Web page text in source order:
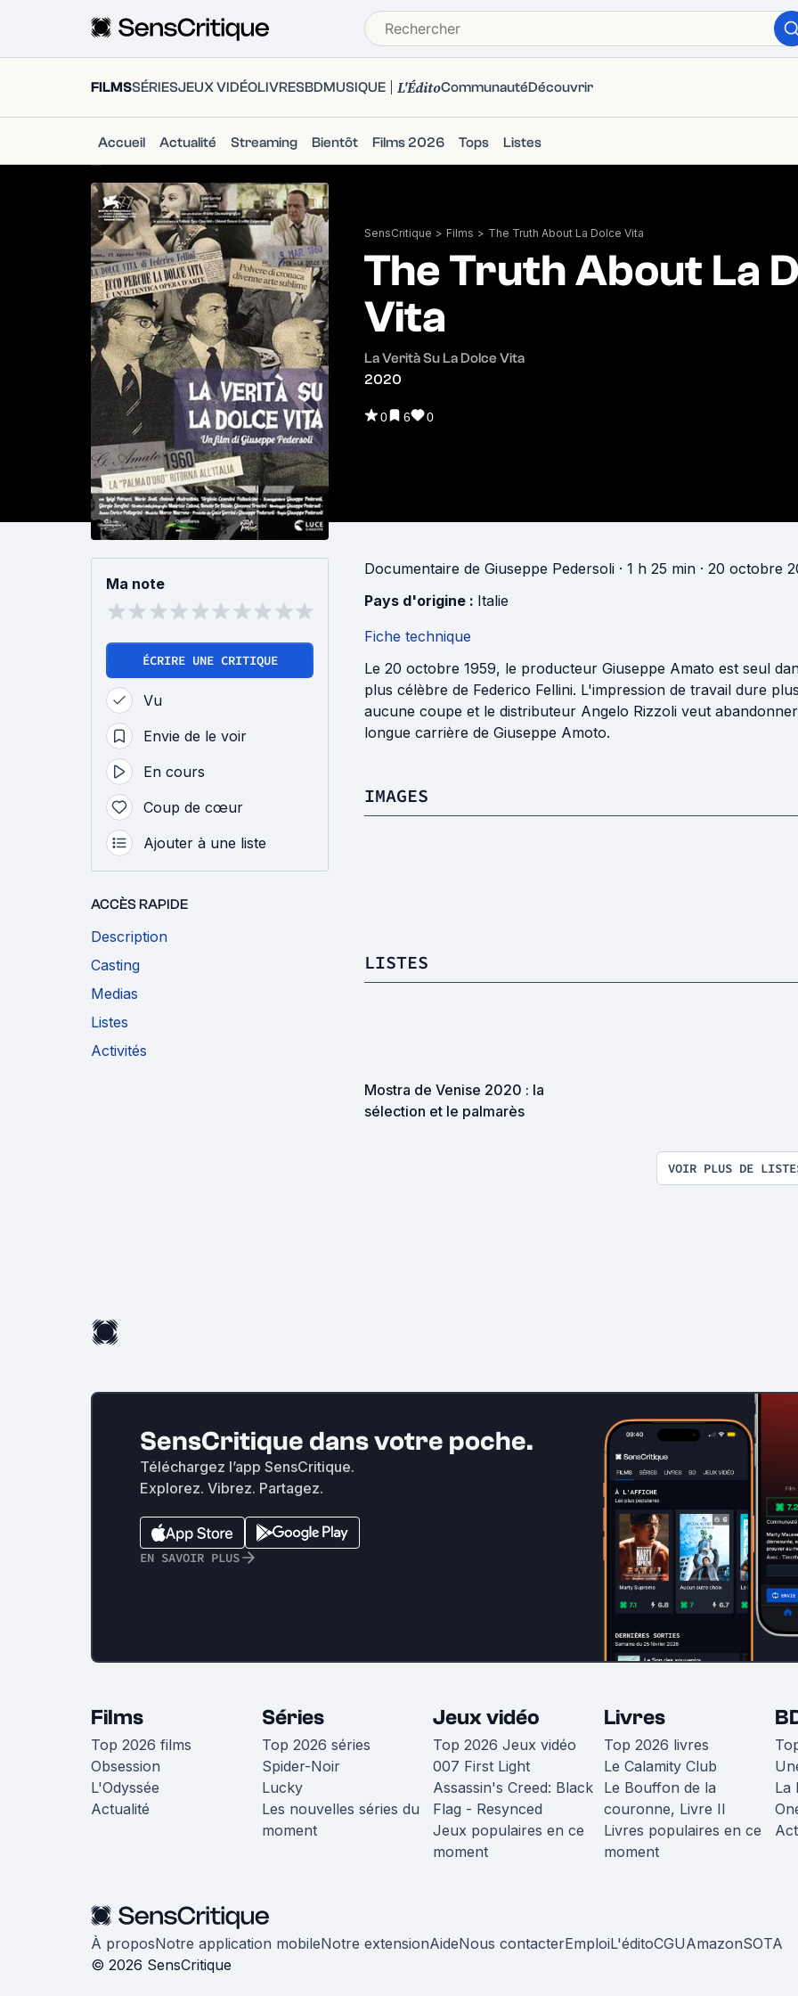
FILMSSÉRIESJEUX VIDÉOLIVRESBDMUSIQUE L'ÉditoCommunautéDécouvrir
Accueil Actualité Streaming Bientôt Films 2026 Tops Listes
SensCritique > Films > The Truth About La Dolce Vita
The Truth About La
Vita
La Verità Su La Dolce Vita
2020
0 6 0
Ma note
ÉCRIRE UNE CRITIQUE
Vu
Envie de le voir
En cours
Coup de cœur
Ajouter à une liste
ACCÈS RAPIDE
Description
Casting
Medias
Listes
Activités
Documentaire de Giuseppe Pedersoli · 1 h 25 min · 20 octobre
Pays d'origine : Italie
Fiche technique
Le 20 octobre 1959, le producteur Giuseppe Amato est seul
plus célèbre de Federico Fellini. L'impression de travail dure
aucune coupe et le distributeur Angelo Rizzoli veut
longue carrière de Giuseppe Amoto.
IMAGES
LISTES
Mostra de Venise 2020 : la
sélection et le palmarès
VOIR PLUS DE
SensCritique dans votre poche.
Téléchargez l’app SensCritique.
Explorez. Vibrez. Partagez.
EN SAVOIR PLUS
Films
Top 2026 films
Obsession
L'Odyssée
Actualité
Séries
Top 2026 séries
Spider-Noir
Lucky
Les nouvelles séries du
moment
Jeux vidéo
Top 2026 Jeux vidéo
007 First Light
Assassin's Creed: Black
Flag - Resynced
Jeux populaires en ce
moment
Livres
Top 2026 livres
Le Calamity Club
Le Bouffon de la
couronne, Livre II
Livres populaires en ce
moment
La
À proposNotre application mobileNotre extensionAideNous contacterEmploiL'éditoCGUAmazonSOTA
© 2026 SensCritique